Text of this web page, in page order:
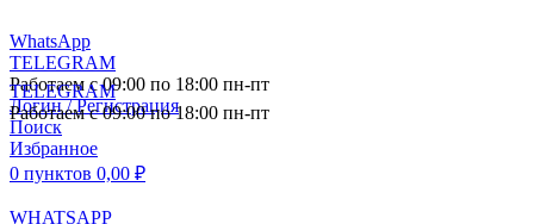
WhatsApp
TELEGRAM
Работаем с 09:00 по 18:00 пн-пт
Логин / Регистрация
Поиск
Избранное
0 пунктов 0,00 ₽
WHATSAPP
TELEGRAM
Работаем с 09:00 по 18:00 пн-пт